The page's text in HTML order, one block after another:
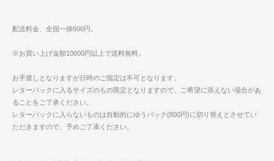
配送料金、全国一律600円。
※お買い上げ金額10000円以上で送料無料。
お手渡しとなりますが日時のご指定は不可となります。
レターパックに入るサイズのもの限定となりますので、ご希望に添えない場合があ
ることをご了承ください。
レターパックに入らないものは自動的にゆうパック(800円)に切り替えとさせてい
ただきますので、予めご了承ください。